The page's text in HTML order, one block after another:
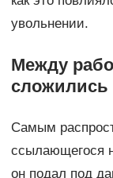
увольнении.
Между
сложились
Самым
ссылающегося
он подал под